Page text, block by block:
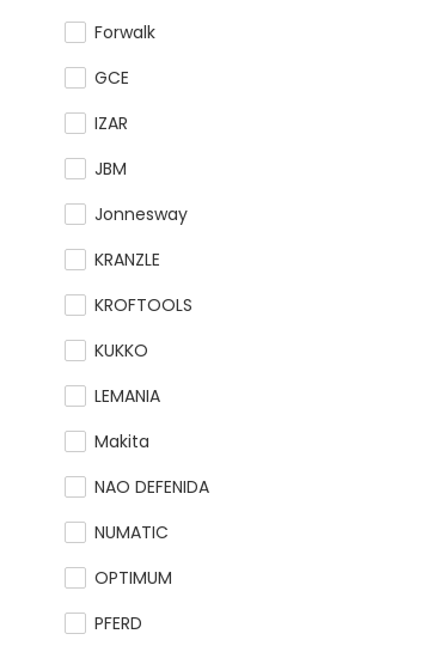
Forwalk
GCE
IZAR
JBM
Jonnesway
KRANZLE
KROFTOOLS
KUKKO
LEMANIA
Makita
NAO DEFENIDA
NUMATIC
OPTIMUM
PFERD